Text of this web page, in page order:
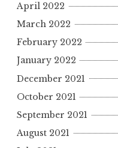
April 2022
March 2022
February 2022
January 2022
December 2021
October 2021
September 2021
August 2021